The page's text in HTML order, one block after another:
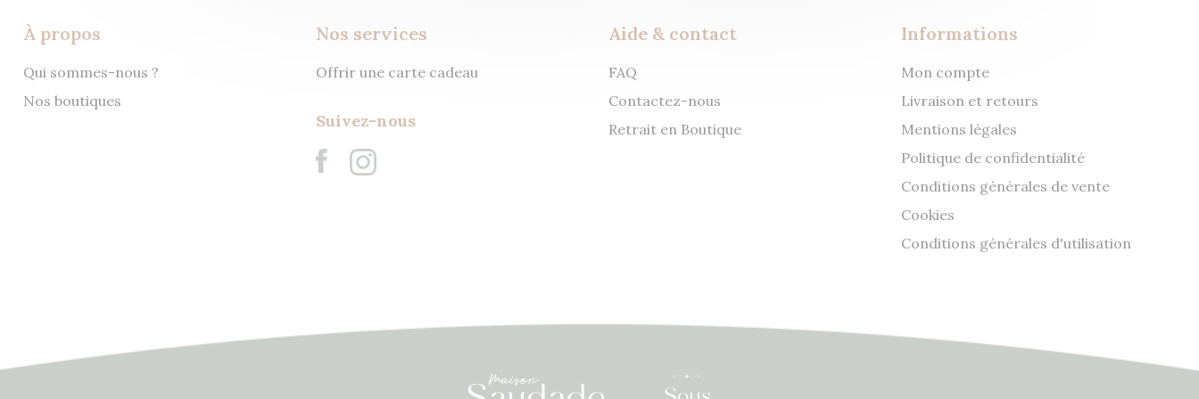
À propos
Qui sommes-nous ?
Nos boutiques
Nos services
Offrir une carte cadeau
Suivez-nous
Aide & contact
FAQ
Contactez-nous
Retrait en Boutique
Informations
Mon compte
Livraison et retours
Mentions légales
Politique de confidentialité
Conditions générales de vente
Cookies
Conditions générales d'utilisation